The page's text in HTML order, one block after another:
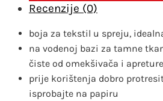
Recenzije (0)
boja za tekstil u spreju,
na vodenoj bazi za tamne
čiste od omekšivača i apreture
prije korištenja dobro
isprobajte na papiru